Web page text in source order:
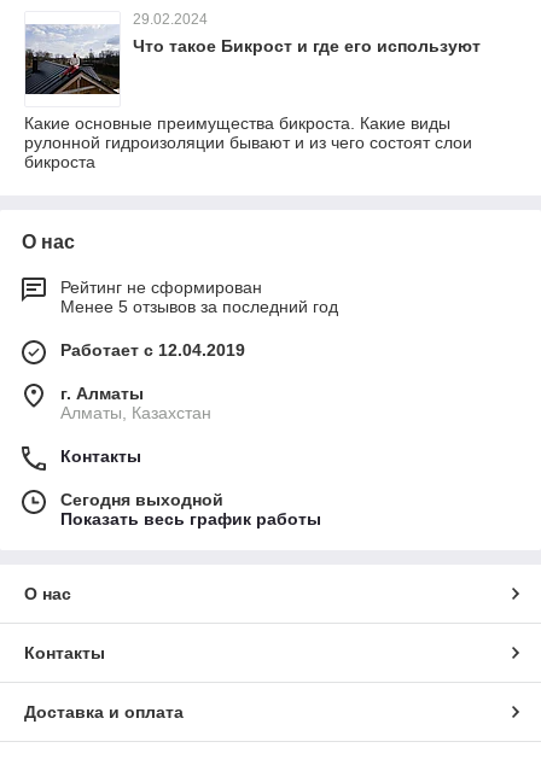
29.02.2024
Что такое Бикрост и где его используют
Какие основные преимущества бикроста. Какие виды
рулонной гидроизоляции бывают и из чего состоят слои
бикроста
О нас
Рейтинг не сформирован
Менее 5 отзывов за последний год
Работает с 12.04.2019
г. Алматы
Алматы, Казахстан
Контакты
Сегодня выходной
Показать весь график работы
О нас
Контакты
Доставка и оплата